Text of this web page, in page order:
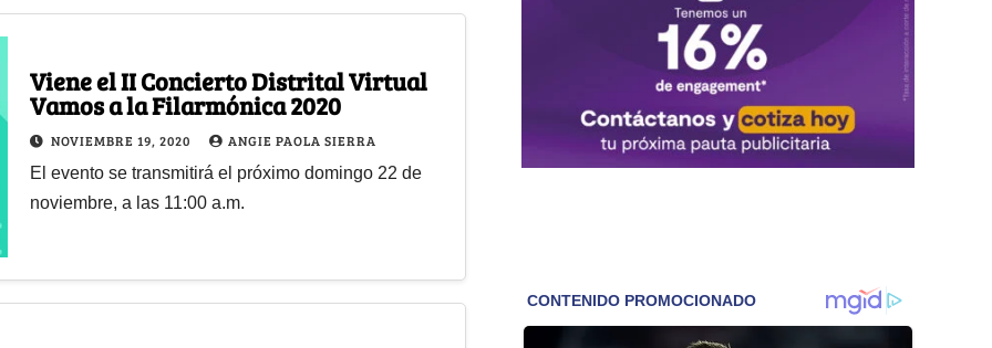
Viene el II Concierto Distrital Virtual
Vamos a la Filarmónica 2020
NOVIEMBRE 19, 2020 ANGIE PAOLA SIERRA
El evento se transmitirá el próximo domingo 22 de
noviembre, a las 11:00 a.m.